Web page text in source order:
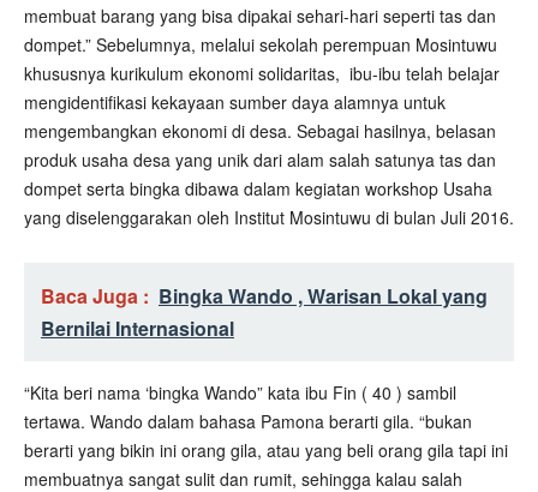
membuat barang yang bisa dipakai sehari-hari seperti tas dan
dompet.” Sebelumnya, melalui sekolah perempuan Mosintuwu
khususnya kurikulum ekonomi solidaritas, ibu-ibu telah belajar
mengidentifikasi kekayaan sumber daya alamnya untuk
mengembangkan ekonomi di desa. Sebagai hasilnya, belasan
produk usaha desa yang unik dari alam salah satunya tas dan
dompet serta bingka dibawa dalam kegiatan workshop Usaha
yang diselenggarakan oleh Institut Mosintuwu di bulan Juli 2016.
Baca Juga : Bingka Wando , Warisan Lokal yang
Bernilai Internasional
“Kita beri nama ‘bingka Wando” kata ibu Fin ( 40 ) sambil
tertawa. Wando dalam bahasa Pamona berarti gila. “bukan
berarti yang bikin ini orang gila, atau yang beli orang gila tapi ini
membuatnya sangat sulit dan rumit, sehingga kalau salah